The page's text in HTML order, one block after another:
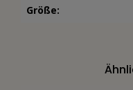
Größe: